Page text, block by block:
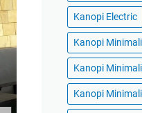
Kanopi Electric
Kanopi
Kanopi
Kanopi